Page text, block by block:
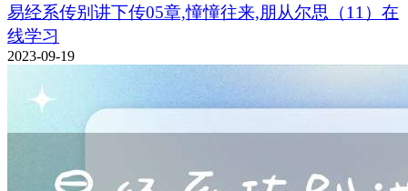
易经系传别讲下传05章,憧憧往来,朋从尔思（11）在
线学习
2023-09-19